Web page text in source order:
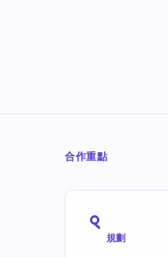
合作重點
規劃